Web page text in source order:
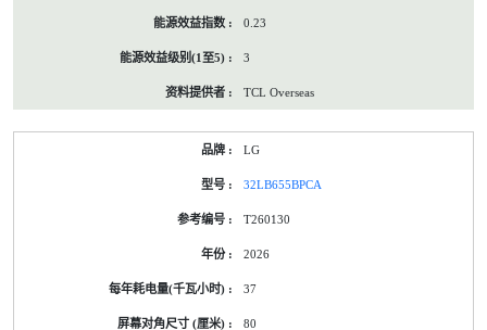
0.23
3
TCL Overseas
LG
32LB655BPCA
T260130
2026
37
80